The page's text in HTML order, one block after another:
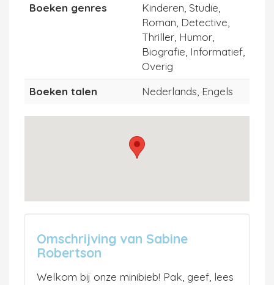
Boeken genres
Kinderen, Studie,
Roman, Detective,
Thriller, Humor,
Biografie, Informatief,
Overig
Boeken talen
Nederlands, Engels
Omschrijving van Sabine
Robertson
Welkom bij onze minibieb! Pak, geef, lees